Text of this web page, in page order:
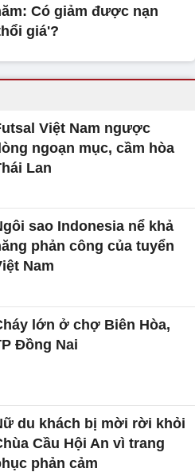
Có giảm được nạn
giá'?
Việt Nam ngược
ngoạn mục, cầm hòa
Lan
sao Indonesia nể khả
phản công của tuyển
Nam
lớn ở chợ Biên Hòa,
Đồng Nai
du khách bị mời rời khỏi
Cầu Hội An vì trang
phản cảm